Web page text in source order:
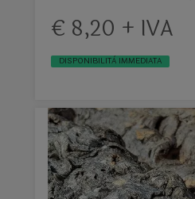
€ 8,20 + IVA
DISPONIBILITÀ IMMEDIATA